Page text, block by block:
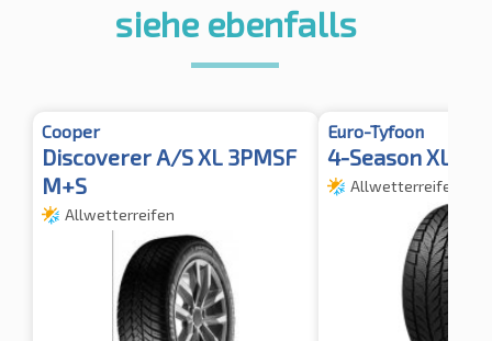
siehe ebenfalls
Cooper
Discoverer A/S XL 3PMSF
M+S
Allwetterreifen
Euro-Tyfoon
4-Season XL
Allwetterreifen